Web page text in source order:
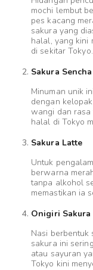
mochi lembut
pes kacang
sakura yang
halal, yang kini
di sekitar Tokyo.
Sakura
Minuman unik
dengan
wangi dan rasa
halal di Tokyo
Sakura Latte
Untuk
berwarna
tanpa alkohol
memastikan ia
Onigiri Sakura
Nasi berbentuk
sakura ini
atau sayuran
Tokyo kini